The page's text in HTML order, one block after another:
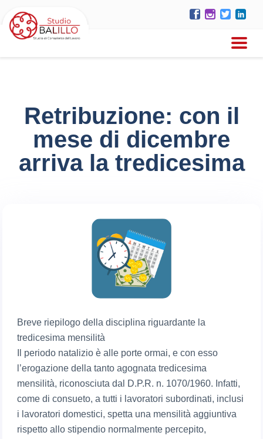
Retribuzione: con il
mese di dicembre
arriva la tredicesima
Breve riepilogo della disciplina riguardante la
tredicesima mensilità
Il periodo natalizio è alle porte ormai, e con esso
l’erogazione della tanto agognata tredicesima
mensilità, riconosciuta dal D.P.R. n. 1070/1960. Infatti,
come di consueto, a tutti i lavoratori subordinati, inclusi
i lavoratori domestici, spetta una mensilità aggiuntiva
rispetto allo stipendio normalmente percepito,